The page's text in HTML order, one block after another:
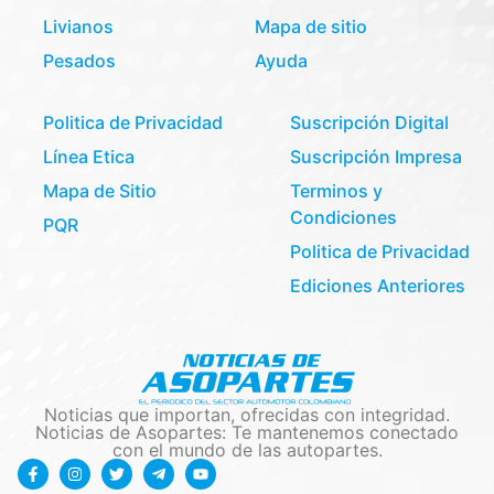
Livianos
Pesados
Mapa de sitio
Ayuda
Politica de Privacidad
Línea Etica
Mapa de Sitio
PQR
Suscripción Digital
Suscripción Impresa
Terminos y
Condiciones
Politica de Privacidad
Ediciones Anteriores
Noticias que importan, ofrecidas con integridad.
Noticias de Asopartes: Te mantenemos conectado
con el mundo de las autopartes.